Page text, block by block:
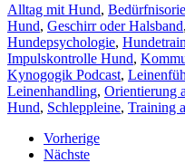
Alltag mit Hund,
Hund, Geschirr oder Halsband,
Hundepsychologie,
Impulskontrolle Hund,
Kynogogik Podcast,
Leinenhandling, Orientierung
Hund, Schleppleine, Training
Vorherige
Nächste